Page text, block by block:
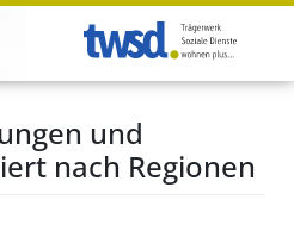
und
nach Regionen